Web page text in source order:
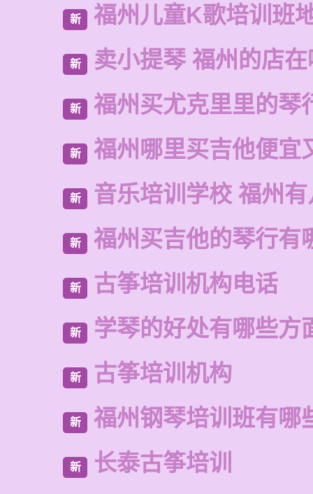
新 福州儿童K歌培训班
新 卖小提琴 福州的店
新 福州买尤克里里的琴
新 福州哪里买吉他便宜
新 音乐培训学校 福州
新 福州买吉他的琴行有
新 古筝培训机构电话
新 学琴的好处有哪些方
新 古筝培训机构
新 福州钢琴培训班有哪
新 长泰古筝培训